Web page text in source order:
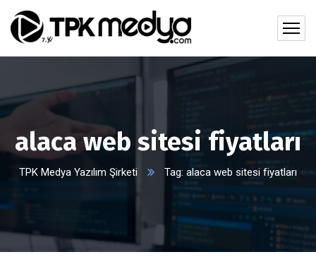
alaca web sitesi fiyatları
TPK Medya Yazılım Şirketi Tag: alaca web sitesi fiyatları